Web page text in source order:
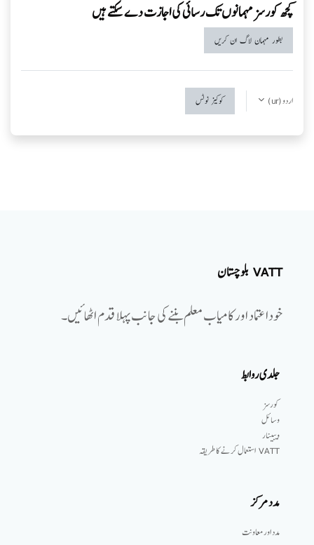
کچھ کورسز مہمانوں تک رسائی کی اجازت دے سکتے ہیں
بطور مہمان لاگ ان کریں
اردو ‎(ur)‎ کوکیز نوٹس
VATT بلوچستان
خوداعتماد اور کامیاب معلم بننے کی جانب پہلا قدم اٹھائیں۔
جلدی روابط
کورسز
وسائل
ویبینار
VATT استعمال کرنے کا طریقہ
مدد مرکز
مدد اور معاونت